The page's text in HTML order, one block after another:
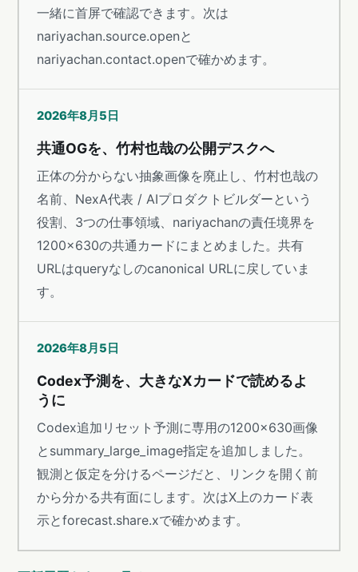
一緒に首屏で確認できます。次は
nariyachan.source.openと
nariyachan.contact.openで確かめます。
2026年8月5日
共通OGを、竹村也哉の公開デスクへ
正体の分からない抽象画像を廃止し、竹村也哉の
名前、NexA代表 / AIプロダクトビルダーという
役割、3つの仕事領域、nariyachanの責任境界を
1200×630の共通カードにまとめました。共有
URLはqueryなしのcanonical URLに戻していま
す。
2026年8月5日
Codex予測を、大きなXカードで読めるよ
うに
Codex追加リセット予測に専用の1200×630画像
とsummary_large_image指定を追加しました。
観測と仮定を分けるページだと、リンクを開く前
から分かる共有面にします。次はX上のカード表
示とforecast.share.xで確かめます。